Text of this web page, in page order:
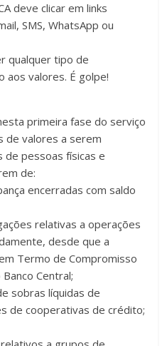
deve clicar em links
SMS, WhatsApp ou
qualquer tipo de
aos valores. É golpe!
primeira fase do serviço
de valores a serem
de pessoas físicas e
de:
encerradas com saldo
relativas a operações
desde que a
Termo de Compromisso
Central;
sobras líquidas de
de cooperativas de crédito;